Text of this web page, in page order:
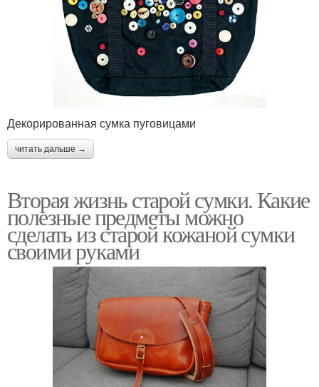
Декорированная сумка пуговицами
читать дальше →
Вторая жизнь старой сумки. Какие
полезные предметы можно
сделать из старой кожаной сумки
своими руками